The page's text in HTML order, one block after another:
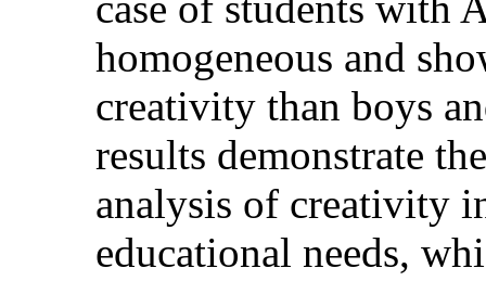
homogeneous and
creativity than boys
results demonstrate
analysis of creativity
educational needs,